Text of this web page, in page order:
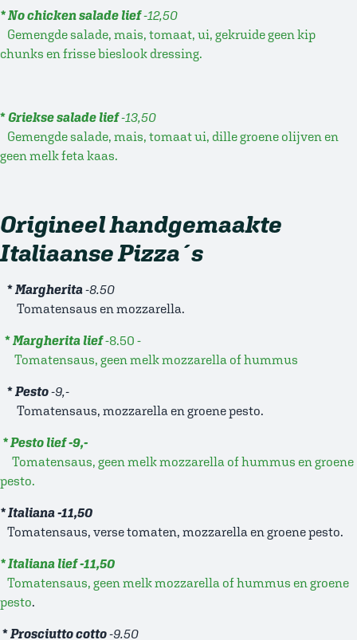
* No chicken salade lief-12,50
Gemengde salade, mais, tomaat, ui, gekruide geen kip
chunks en frisse bieslook dressing.
*Griekse salade lief-13,50
Gemengde salade, mais, tomaat ui, dille groene olijven en
geen melk feta kaas.
Origineel handgemaakte
Italiaanse Pizza´s
*Margherita-8.50
Tomatensaus en mozzarella.
*Margherita lief-8.50 -
Tomatensaus, geen melk mozzarella of hummus
*Pesto-9,-
Tomatensaus, mozzarella en groene pesto.
* Pesto lief -9,-
Tomatensaus, geen melk mozzarella of hummus en groene
pesto.
* Italiana -11,50
Tomatensaus, verse tomaten, mozzarella en groene pesto.
* Italiana lief -11,50
Tomatensaus, geen melk mozzarella of hummus en groene
pesto.
*Prosciutto cotto-9.50